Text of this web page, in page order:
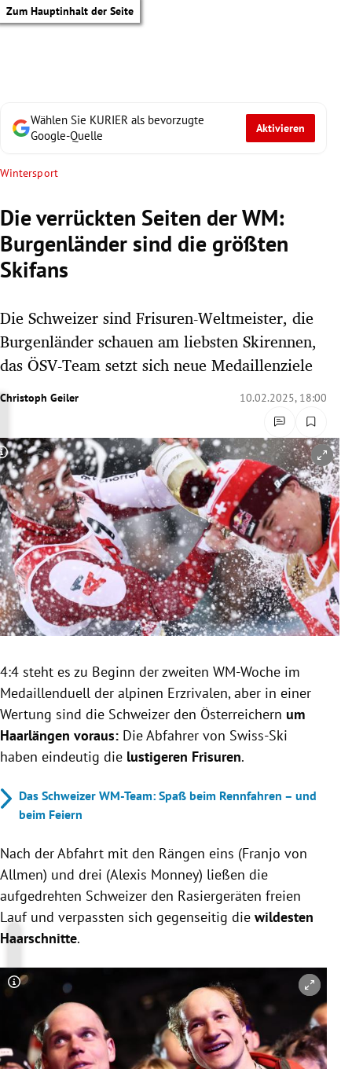
Zum Hauptinhalt der Seite
Untermenü
Untermenü
Untermenü
Untermenü
Untermenü
Untermenü
Untermenü
Untermenü
Untermenü
Wählen Sie KURIER als bevorzugte
Google-Quelle
Aktivieren
Wintersport
Die verrückten Seiten der WM:
Burgenländer sind die größten
Skifans
Die Schweizer sind Frisuren-Weltmeister, die
Burgenländer schauen am liebsten Skirennen,
das ÖSV-Team setzt sich neue Medaillenziele
Christoph Geiler 10.02.2025, 18:00
Copyright-Hinweis öffnen/schließen
4:4 steht es zu Beginn der zweiten WM-Woche im
Medaillenduell der alpinen Erzrivalen, aber in einer
Wertung sind die Schweizer den Österreichern um
Haarlängen voraus: Die Abfahrer von Swiss-Ski
haben eindeutig die lustigeren Frisuren.
Das Schweizer WM-Team: Spaß beim Rennfahren – und
beim Feiern
Nach der Abfahrt mit den Rängen eins (Franjo von
Allmen) und drei (Alexis Monney) ließen die
aufgedrehten Schweizer den Rasiergeräten freien
Lauf und verpassten sich gegenseitig die wildesten
Haarschnitte.
Copyright-Hinweis öffnen/schließen